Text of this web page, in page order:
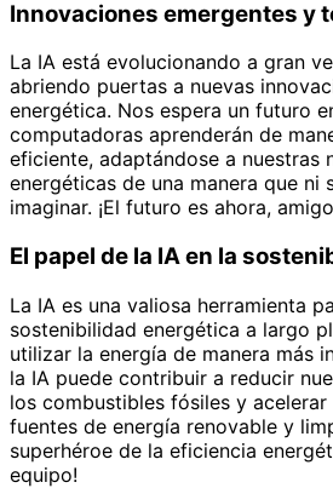
Innovaciones emergentes y
La IA está evolucionando a gran
abriendo puertas a nuevas
energética. Nos espera un futuro
computadoras aprenderán de
eficiente, adaptándose a nuestras
energéticas de una manera que ni
imaginar. ¡El futuro es ahora,
El papel de la IA en la
La IA es una valiosa herramienta
sostenibilidad energética a largo
utilizar la energía de manera más
la IA puede contribuir a reducir
los combustibles fósiles y
fuentes de energía renovable y
superhéroe de la eficiencia
equipo!